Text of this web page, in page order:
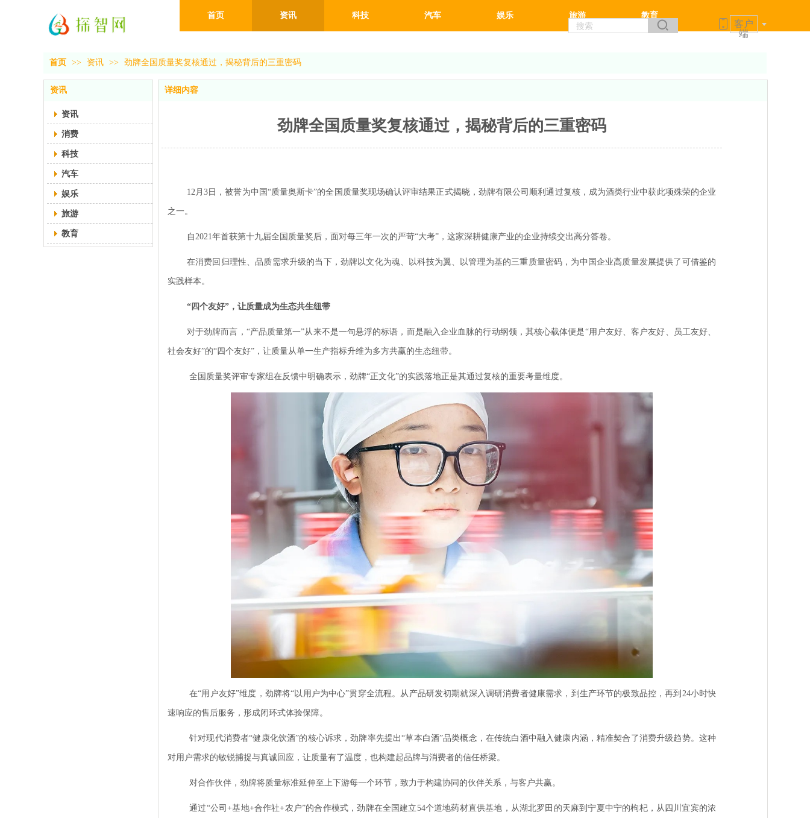
客户
端
首页 资讯 科技 汽车 娱乐 旅游 教育
首页 >> 资讯 >> 劲牌全国质量奖复核通过，揭秘背后的三重密码
资讯
资讯
消费
科技
汽车
娱乐
旅游
教育
详细内容
劲牌全国质量奖复核通过，揭秘背后的三重密码
12月3日，被誉为中国“质量奥斯卡”的全国质量奖现场确认评审结果正式揭晓，劲牌有限公司顺利通过复核，成为酒类行业中获此项殊荣的企业
之一。
自2021年首获第十九届全国质量奖后，面对每三年一次的严苛“大考”，这家深耕健康产业的企业持续交出高分答卷。
在消费回归理性、品质需求升级的当下，劲牌以文化为魂、以科技为翼、以管理为基的三重质量密码，为中国企业高质量发展提供了可借鉴的
实践样本。
“四个友好”，让质量成为生态共生纽带
对于劲牌而言，“产品质量第一”从来不是一句悬浮的标语，而是融入企业血脉的行动纲领，其核心载体便是“用户友好、客户友好、员工友好、
社会友好”的“四个友好”，让质量从单一生产指标升维为多方共赢的生态纽带。
全国质量奖评审专家组在反馈中明确表示，劲牌“正文化”的实践落地正是其通过复核的重要考量维度。
在“用户友好”维度，劲牌将“以用户为中心”贯穿全流程。从产品研发初期就深入调研消费者健康需求，到生产环节的极致品控，再到24小时快
速响应的售后服务，形成闭环式体验保障。
针对现代消费者“健康化饮酒”的核心诉求，劲牌率先提出“草本白酒”品类概念，在传统白酒中融入健康内涵，精准契合了消费升级趋势。这种
对用户需求的敏锐捕捉与真诚回应，让质量有了温度，也构建起品牌与消费者的信任桥梁。
对合作伙伴，劲牌将质量标准延伸至上下游每一个环节，致力于构建协同的伙伴关系，与客户共赢。
通过“公司+基地+合作社+农户”的合作模式，劲牌在全国建立54个道地药材直供基地，从湖北罗田的天麻到宁夏中宁的枸杞，从四川宜宾的浓